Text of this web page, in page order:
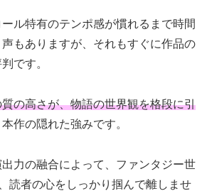
ル特有のテンポ感が慣れるまで時間
もありますが、それもすぐに作品の
です。
の高さが、物語の世界観を格段に引
作の隠れた強みです。
力の融合によって、ファンタジー世
読者の心をしっかり掴んで離しませ